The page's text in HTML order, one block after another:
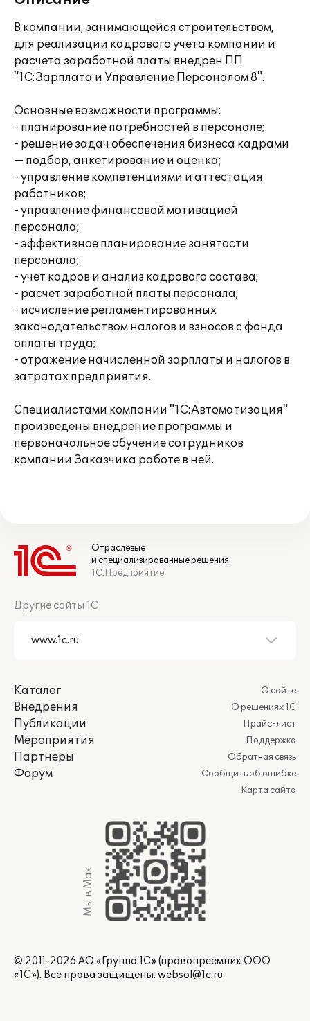
В компании, занимающейся строительством,
для реализации кадрового учета компании и
расчета заработной платы внедрен ПП
"1С:Зарплата и Управление Персоналом 8".
Основные возможности программы:
- планирование потребностей в персонале;
- решение задач обеспечения бизнеса кадрами
— подбор, анкетирование и оценка;
- управление компетенциями и аттестация
работников;
- управление финансовой мотивацией
персонала;
- эффективное планирование занятости
персонала;
- учет кадров и анализ кадрового состава;
- расчет заработной платы персонала;
- исчисление регламентированных
законодательством налогов и взносов с фонда
оплаты труда;
- отражение начисленной зарплаты и налогов в
затратах предприятия.
Специалистами компании "1С:Автоматизация"
произведены внедрение программы и
первоначальное обучение сотрудников
компании Заказчика работе в ней.
Отраслевые
и специализированные решения
1С:Предприятие
Другие сайты 1С
Каталог
Внедрения
Публикации
Мероприятия
Партнеры
Форум
О сайте
О решениях 1С
Прайс-лист
Поддержка
Обратная связь
Сообщить об ошибке
Карта сайта
Мы в Max
© 2011-2026 АО «Группа 1С» (правопреемник ООО
«1С»). Все права защищены. websol@1c.ru